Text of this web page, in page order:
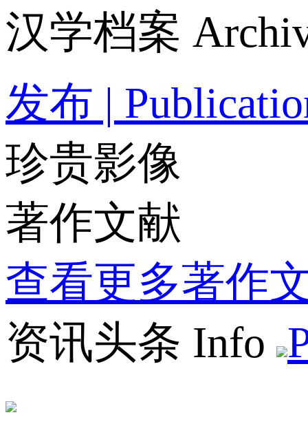
汉学档案
发布 |
珍贵影像
著作文献
查看更多著作
资讯头条 Info